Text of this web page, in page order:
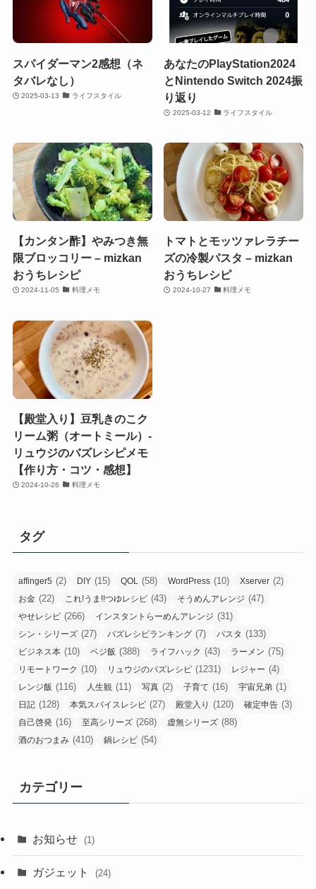
スパイダーマン2感想（ネ
タバレなし）
2025-03-13 ライフスタイル
あなたのPlayStation2024
とNintendo Switch 2024振
り返り
2025-03-12 ライフスタイル
【カンタン酢】やみつき無
限ブロッコリー – mizkan
おうちレシピ
2024-11-05 料理メモ
トマトとモッツァレラチー
ズの冷製パスタ – mizkan
おうちレシピ
2024-10-27 料理メモ
【殿堂入り】豆乳きのこク
リーム粥（オートミール）-
リュウジのバズレシピメモ
【作り方・コツ・感想】
2024-10-26 料理メモ
タグ
affinger5 (2) DIY (15) QOL (58) WordPress (10) Xserver (2)
お金 (22) これ!うま!!つゆレシピ (43) そうめんアレンジ (47)
やせレシピ (266) インスタントらーめんアレンジ (31)
シン・シリーズ (27) バズレシピランキング (7) パスタ (133)
ビジネス本 (10) ベジ飯 (388) ライフハック (43) ラーメン (75)
リモートワーク (10) リュウジのバズレシピ (1231) レジャー (4)
レンジ飯 (116) 人生観 (11) 写真 (2) 子育て (16) 宇宙兄弟 (1)
日記 (128) 本気スパイスレシピ (27) 殿堂入り (120) 確定申告 (3)
自己啓発 (16) 至高シリーズ (268) 虚無シリーズ (88)
酒のおつまみ (410) 鍋レシピ (54)
カテゴリー
お知らせ (1)
ガジェット (24)